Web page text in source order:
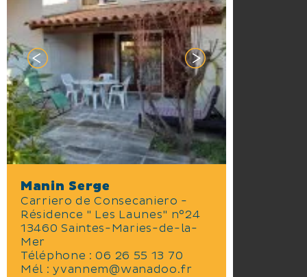
Manin Serge
Carriero de Consecaniero -
Résidence " Les Launes" n°24
13460 Saintes-Maries-de-la-
Mer
Téléphone :06 26 55 13 70
Mél :yvannem@wanadoo.fr